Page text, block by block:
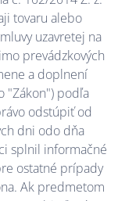
tovaru alebo
uzavretej na
prevádzkových
a doplnení
"Zákon") podľa
odstúpiť od
dni odo dňa
splnil informačné
ostatné prípady
Ak predmetom